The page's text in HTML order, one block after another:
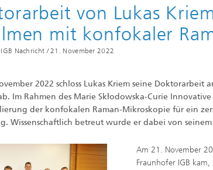
Verfahren
Diagnostik,
Screening
Dreidimensionale
als In-vitro-
Organoide und
Polymere und Additive Algenbiotechnologie
von Lukas
mit konfokaler
Nachricht / 21. November 2022
2022 schloss Lukas Kriem seine
Im Rahmen des Marie Skłodowska-Curie
der konfokalen Raman-Mikroskopie für ein
Wissenschaftlich betreut wurde er dabei von
Am 21. November
Fraunhofer IGB